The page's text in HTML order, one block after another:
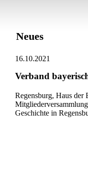
Neues
16.10.2021
Verband
Regensburg, Haus der
Geschichte in